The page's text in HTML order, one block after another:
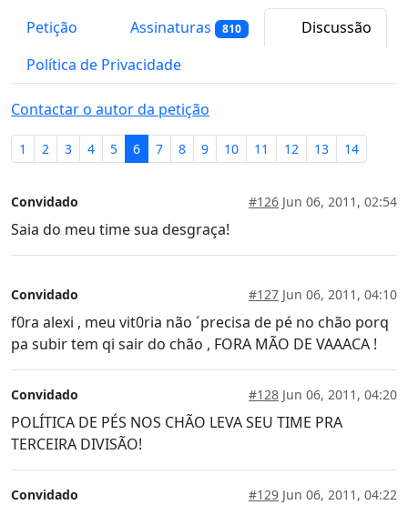
Petição Assinaturas 810
Discussão
Política de Privacidade
Contactar o autor da petição
1 2 3 4 5 6 7 8 9 10 11 12 13 14
Convidado #126 Jun 06, 2011, 02:54
Saia do meu time sua desgraça!
Convidado #127 Jun 06, 2011, 04:10
f0ra alexi , meu vit0ria não ´precisa de pé no chão porq
pa subir tem qi sair do chão , FORA MÃO DE VAAACA !
Convidado #128 Jun 06, 2011, 04:20
POLÍTICA DE PÉS NOS CHÃO LEVA SEU TIME PRA
TERCEIRA DIVISÃO!
Convidado #129 Jun 06, 2011, 04:22